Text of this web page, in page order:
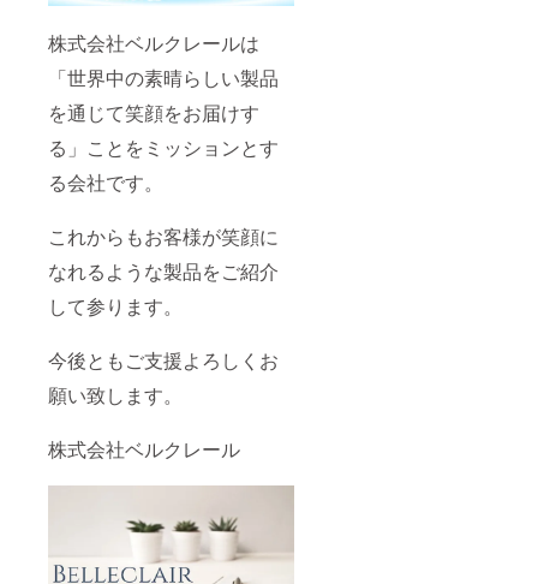
株式会社ベルクレールは
「世界中の素晴らしい製品
を通じて笑顔をお届けす
る」ことをミッションとす
る会社です。
これからもお客様が笑顔に
なれるような製品をご紹介
して参ります。
今後ともご支援よろしくお
願い致します。
株式会社ベルクレール